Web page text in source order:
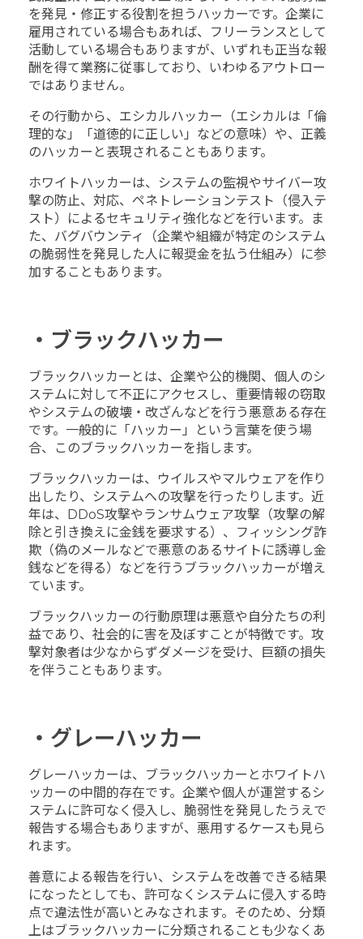
を発見・修正する役割を担うハッカーです。企業に
雇用されている場合もあれば、フリーランスとして
活動している場合もありますが、いずれも正当な報
酬を得て業務に従事しており、いわゆるアウトロー
ではありません。
その行動から、エシカルハッカー（エシカルは「倫
理的な」「道徳的に正しい」などの意味）や、正義
のハッカーと表現されることもあります。
ホワイトハッカーは、システムの監視やサイバー攻
撃の防止、対応、ペネトレーションテスト（侵入テ
スト）によるセキュリティ強化などを行います。ま
た、バグバウンティ（企業や組織が特定のシステム
の脆弱性を発見した人に報奨金を払う仕組み）に参
加することもあります。
・ブラックハッカー
ブラックハッカーとは、企業や公的機関、個人のシ
ステムに対して不正にアクセスし、重要情報の窃取
やシステムの破壊・改ざんなどを行う悪意ある存在
です。一般的に「ハッカー」という言葉を使う場
合、このブラックハッカーを指します。
ブラックハッカーは、ウイルスやマルウェアを作り
出したり、システムへの攻撃を行ったりします。近
年は、DDoS攻撃やランサムウェア攻撃（攻撃の解
除と引き換えに金銭を要求する）、フィッシング詐
欺（偽のメールなどで悪意のあるサイトに誘導し金
銭などを得る）などを行うブラックハッカーが増え
ています。
ブラックハッカーの行動原理は悪意や自分たちの利
益であり、社会的に害を及ぼすことが特徴です。攻
撃対象者は少なからずダメージを受け、巨額の損失
を伴うこともあります。
・グレーハッカー
グレーハッカーは、ブラックハッカーとホワイトハ
ッカーの中間的存在です。企業や個人が運営するシ
ステムに許可なく侵入し、脆弱性を発見したうえで
報告する場合もありますが、悪用するケースも見ら
れます。
善意による報告を行い、システムを改善できる結果
になったとしても、許可なくシステムに侵入する時
点で違法性が高いとみなされます。そのため、分類
上はブラックハッカーに分類されることも少なくあ